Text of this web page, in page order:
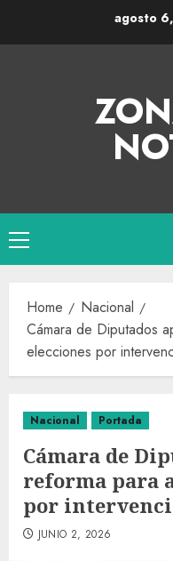
agosto
Home
Nacional
Cámara de Diputados
elecciones por
Nacional Portada
Cámara de
reforma para
por
JUNIO 2, 2026